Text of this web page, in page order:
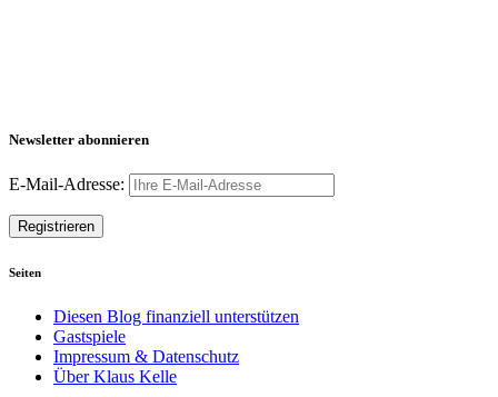
Newsletter abonnieren
E-Mail-Adresse:
Seiten
Diesen Blog finanziell unterstützen
Gastspiele
Impressum & Datenschutz
Über Klaus Kelle